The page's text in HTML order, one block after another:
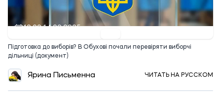
10:00 14.02.2025
Підготовка до виборів? В Обухові почали перевіряти виборчі
дільниці (документ)
Ярина Письменна ЧИТАТЬ НА РУССКОМ